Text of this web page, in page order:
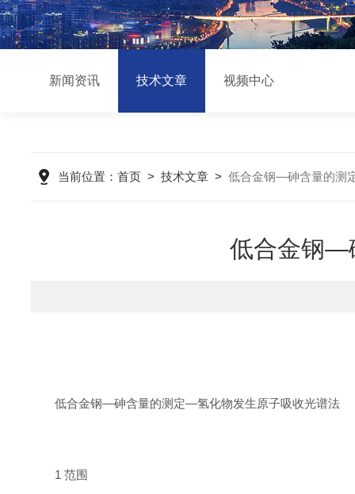
新闻资讯 技术文章 视频中心
当前位置： 首页 > 技术文章 > 低合金钢—砷含量的测
低合金钢—
低合金钢—砷含量的测定—氢化物发生原子吸收光谱法
1 范围